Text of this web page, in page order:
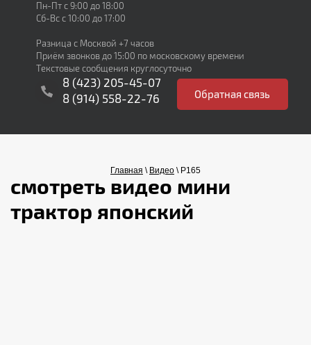
Пн-Пт с 9:00 до 18:00
Сб-Вс с 10:00 до 17:00
Разница с Москвой +7 часов
Приём звонков до 15:00 по московскому времени
Текстовые сообщения круглосуточно
8 (423) 205-45-07
8 (914) 558-22-76
Обратная cвязь
Главная \ Видео \ P165
смотреть видео мини
трактор японский